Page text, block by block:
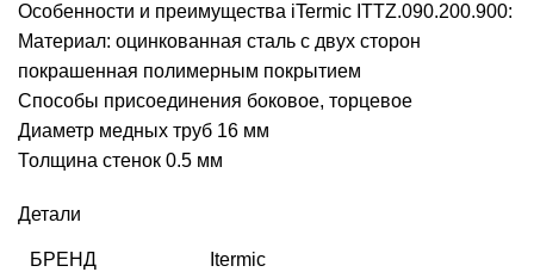
Особенности и преимущества iTermic ITTZ.090.200.900:
Материал: оцинкованная сталь с двух сторон
покрашенная полимерным покрытием
Способы присоединения боковое, торцевое
Диаметр медных труб 16 мм
Толщина стенок 0.5 мм
Детали
БРЕНД Itermic